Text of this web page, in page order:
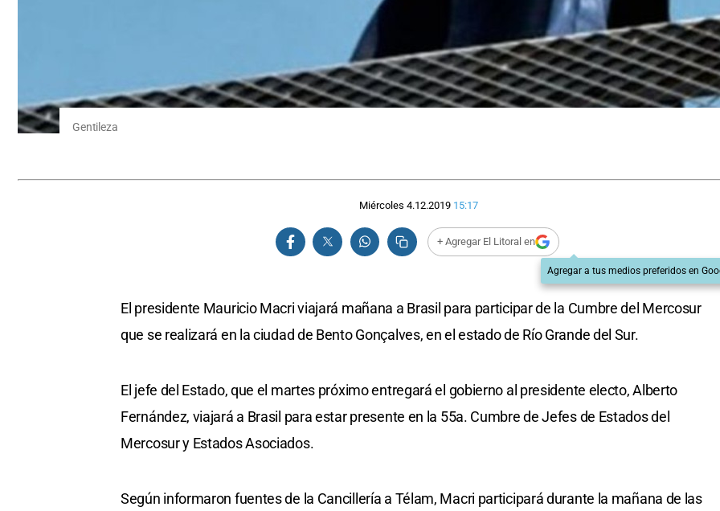
Gentileza
Miércoles 4.12.2019 15:17
+ Agregar El Litoral en
Agregar a tus medios preferidos en
El presidente Mauricio Macri viajará mañana a Brasil para participar de la Cumbre del Mercosur
que se realizará en la ciudad de Bento Gonçalves, en el estado de Río Grande del Sur.
El jefe del Estado, que el martes próximo entregará el gobierno al presidente electo, Alberto
Fernández, viajará a Brasil para estar presente en la 55a. Cumbre de Jefes de Estados del
Mercosur y Estados Asociados.
Según informaron fuentes de la Cancillería a Télam, Macri participará durante la mañana de las